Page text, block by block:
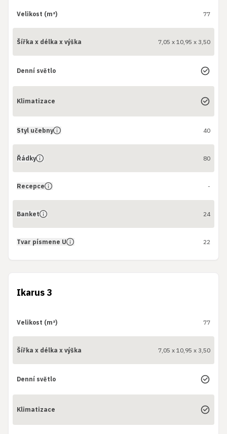
Velikost (m²) 77
Šířka x délka x výška 7,05 x 10,95 x 3,50
Denní světlo
Klimatizace
Styl učebny 40
Řádky 80
Recepce -
Banket 24
Tvar písmene U 22
Ikarus 3
Velikost (m²) 77
Šířka x délka x výška 7,05 x 10,95 x 3,50
Denní světlo
Klimatizace